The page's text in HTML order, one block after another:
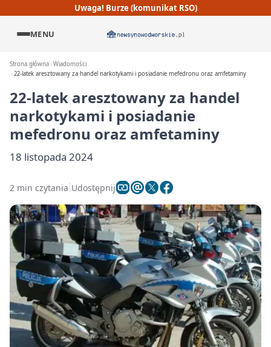
Uwaga! Burze (komunikat RSO)
MENU
Strona główna Wiadomości
22-latek aresztowany za handel narkotykami i posiadanie mefedronu oraz amfetaminy
22-latek aresztowany za handel
narkotykami i posiadanie
mefedronu oraz amfetaminy
18 listopada 2024
2 min czytania Udostępnij